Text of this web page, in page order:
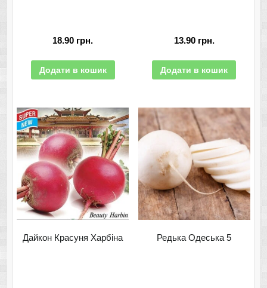
18.90 грн.
Додати в кошик
13.90 грн.
Додати в кошик
Дайкон Красуня Харбіна Редька Одеська 5